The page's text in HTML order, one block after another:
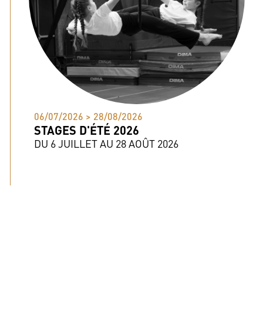
06/07/2026 > 28/08/2026
STAGES D'ÉTÉ 2026
DU 6 JUILLET AU 28 AOÛT 2026